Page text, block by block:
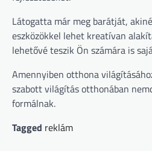
Látogatta már meg barátját,
eszközökkel lehet kreatívan
lehetővé teszik Ön számára is
Amennyiben otthona
szabott világítás otthonában
formálnak.
Tagged reklám